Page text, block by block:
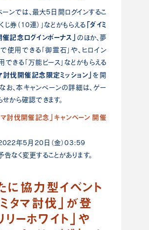
ンでは、最大5日間ログインするこ
じ券（10連）」などがもらえる 「ダイミ
記念ログインボーナス」 のほか、夢
で使用できる「御霊石」や、ヒロイン
きる「万能ピース」などがもらえる
討伐開催記念限定ミッション」 を開
お、本キャンペーンの詳細は、ゲー
から確認できます。
マ討伐開催記念」キャンペーン 開催
年5月20日（金）03:59
なく変更することがあります。
協力型イベント
ミタマ討伐」が登
リーホワイト」や